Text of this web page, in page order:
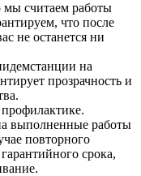
мы считаем работы
что после
не останется ни
на
прозрачность и
выполненные работы
повторного
срока,